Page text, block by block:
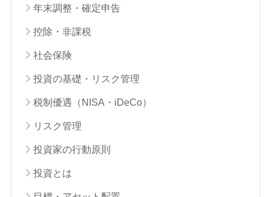
年末調整・確定申告
控除・非課税
社会保険
投資の基礎・リスク管理
税制優遇（NISA・iDeCo）
リスク管理
投資家の行動原則
投資とは